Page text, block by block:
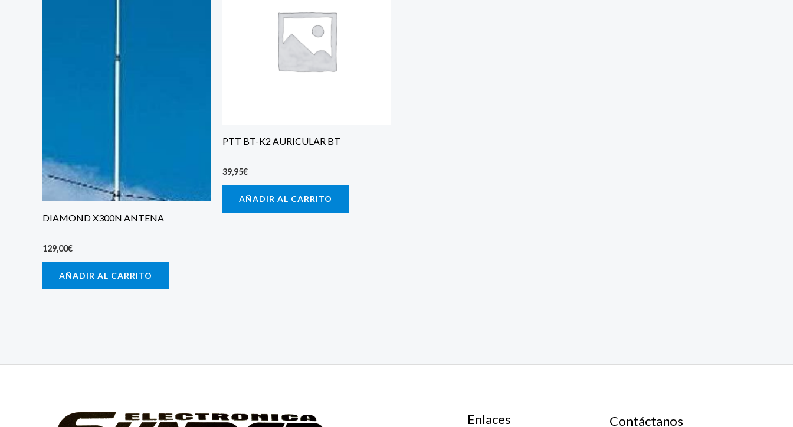
DIAMOND X300N ANTENA
129,00€
AÑADIR AL CARRITO
PTT BT-K2 AURICULAR BT
39,95€
AÑADIR AL CARRITO
Enlaces Contáctanos